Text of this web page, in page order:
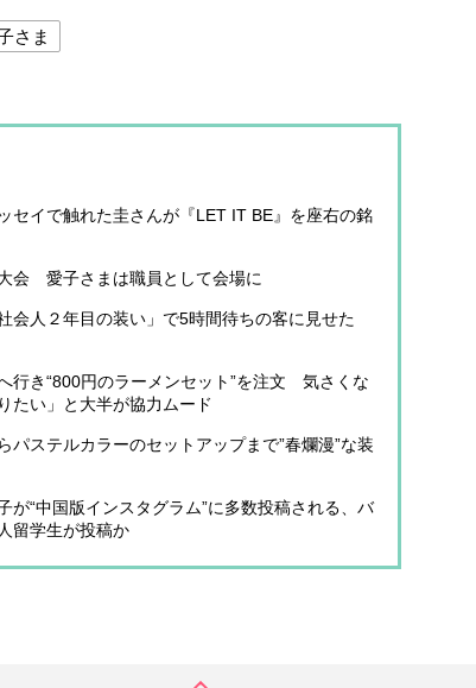
さま
セイで触れた圭さんが『LET IT BE』を座右の銘
会 愛子さまは職員として会場に
会人２年目の装い」で5時間待ちの客に見せた
行き“800円のラーメンセット”を注文 気さくな
たい」と大半が協力ムード
パステルカラーのセットアップまで”春爛漫”な装
“中国版インスタグラム”に多数投稿される、バ
留学生が投稿か